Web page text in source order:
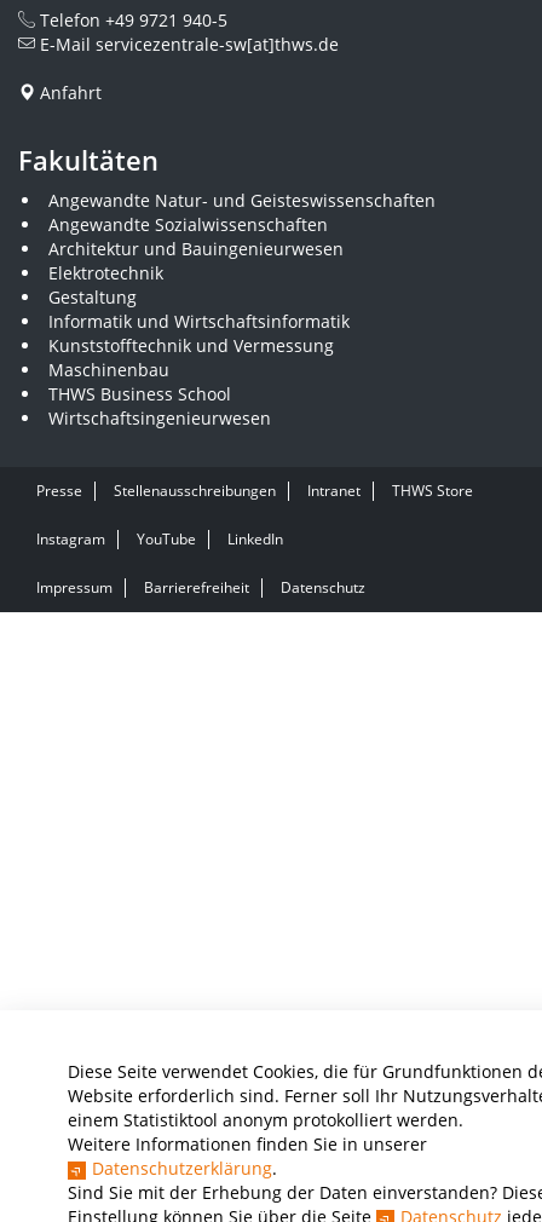
Diese Seite verwendet Cookies, die für Grundfunktionen
Website erforderlich sind. Ferner soll Ihr
einem Statistiktool anonym protokolliert werden.
Weitere Informationen finden Sie in unserer
Datenschutzerklärung.
Sind Sie mit der Erhebung der Daten einverstanden?
Einstellung können Sie über die Seite
Datenschutz
Telefon +49 9721 940-5
E-Mail servicezentrale-sw[at]thws.de
Anfahrt
Fakultäten
Angewandte Natur- und Geisteswissenschaften
Angewandte Sozialwissenschaften
Architektur und Bauingenieurwesen
Elektrotechnik
Gestaltung
Informatik und Wirtschaftsinformatik
Kunststofftechnik und Vermessung
Maschinenbau
THWS Business School
Wirtschaftsingenieurwesen
Presse Stellenausschreibungen Intranet THWS Store
Instagram YouTube LinkedIn
Impressum Barrierefreiheit Datenschutz